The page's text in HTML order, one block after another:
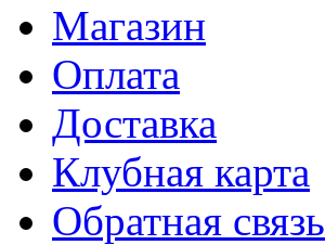
Магазин
Оплата
Доставка
Клубная карта
Обратная связь